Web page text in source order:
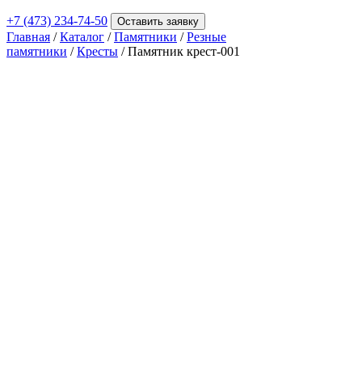
+7 (473) 234-74-50 Оставить заявку
Главная /Каталог /Памятники /Резные
памятники /Кресты / Памятник крест-001